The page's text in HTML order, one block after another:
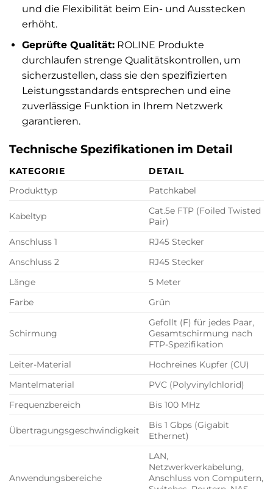
und die Flexibilität beim Ein- und Ausstecken
erhöht.
Geprüfte Qualität:ROLINE Produkte
durchlaufen strenge Qualitätskontrollen, um
sicherzustellen, dass sie den spezifizierten
Leistungsstandards entsprechen und eine
zuverlässige Funktion in Ihrem Netzwerk
garantieren.
Technische Spezifikationen im Detail
KATEGORIE
DETAIL
Produkttyp
Patchkabel
Kabeltyp
Cat.5e FTP (Foiled Twisted
Pair)
Anschluss 1
RJ45 Stecker
Anschluss 2
RJ45 Stecker
Länge
5 Meter
Farbe
Grün
Schirmung
Gefollt (F) für jedes Paar,
Gesamtschirmung nach
FTP-Spezifikation
Leiter-Material
Hochreines Kupfer (CU)
Mantelmaterial
PVC (Polyvinylchlorid)
Frequenzbereich
Bis 100 MHz
Übertragungsgeschwindigkeit
Bis 1 Gbps (Gigabit
Ethernet)
Anwendungsbereiche
LAN,
Netzwerkverkabelung,
Anschluss von Computern,